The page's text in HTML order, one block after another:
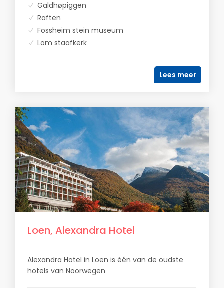
Galdhøpiggen
Raften
Fossheim stein museum
Lom staafkerk
Lees meer
Loen, Alexandra Hotel
Alexandra Hotel in Loen is één van de oudste
hotels van Noorwegen